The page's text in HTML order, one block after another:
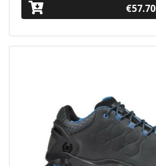
€57.70